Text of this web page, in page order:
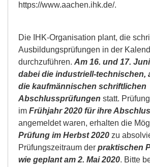
https://www.aachen.ihk.de/.
Die IHK-Organisation plant, die
Ausbildungsprüfungen in der
durchzuführen. Am 16. und 17.
dabei die industriell-technischen,
die kaufmännischen schriftlichen
Abschlussprüfungen statt.
im Frühjahr 2020 für ihre
angemeldet waren, erhalten die
Prüfung im Herbst 2020 zu
Prüfungszeitraum der praktischen
wie geplant am 2. Mai 2020. Bitte